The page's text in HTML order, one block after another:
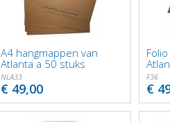
A4 hangmappen van
Atlanta a 50 stuks
NLA33
€ 49,00
F36
€